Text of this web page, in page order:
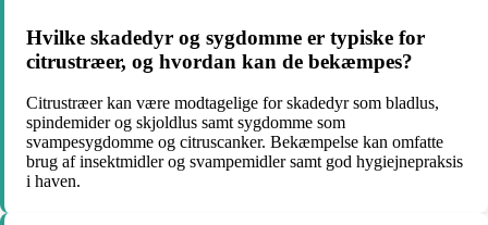
Hvilke skadedyr og sygdomme er typiske for
citrustræer, og hvordan kan de bekæmpes?
Citrustræer kan være modtagelige for skadedyr som bladlus,
spindemider og skjoldlus samt sygdomme som
svampesygdomme og citruscanker. Bekæmpelse kan omfatte
brug af insektmidler og svampemidler samt god hygiejnepraksis
i haven.